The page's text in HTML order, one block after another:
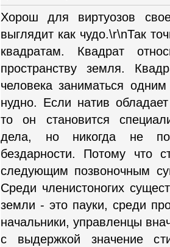
Хорош для виртуозов
выглядит как чудо.\r\nТак
квадратам. Квадрат
пространству земля.
человека заниматься
нудно. Если натив
то он становится
дела, но никогда не
бездарности. Потому что
следующим позвоночным
Среди членистоногих
земли - это пауки, среди
начальники, управленцы
с выдержкой значение